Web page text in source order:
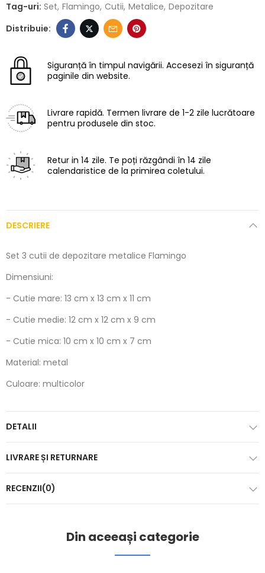
Tag-uri: Set Flamingo Cutii Metalice Depozitare
Siguranță în timpul navigării. Accesezi în siguranță
paginile din website.
Livrare rapidă. Termen livrare de 1-2 zile lucrătoare
pentru produsele din stoc.
Retur in 14 zile. Te poți răzgândi în 14 zile
calendaristice de la primirea coletului.
DESCRIERE
Set 3 cutii de depozitare metalice Flamingo
Dimensiuni:
- Cutie mare: 13 cm x 13 cm x 11 cm
- Cutie medie: 12 cm x 12 cm x 9 cm
- Cutie mica: 10 cm x 10 cm x 7 cm
Material: metal
Culoare: multicolor
DETALII
LIVRARE ȘI RETURNARE
RECENZII(0)
Din aceeași categorie